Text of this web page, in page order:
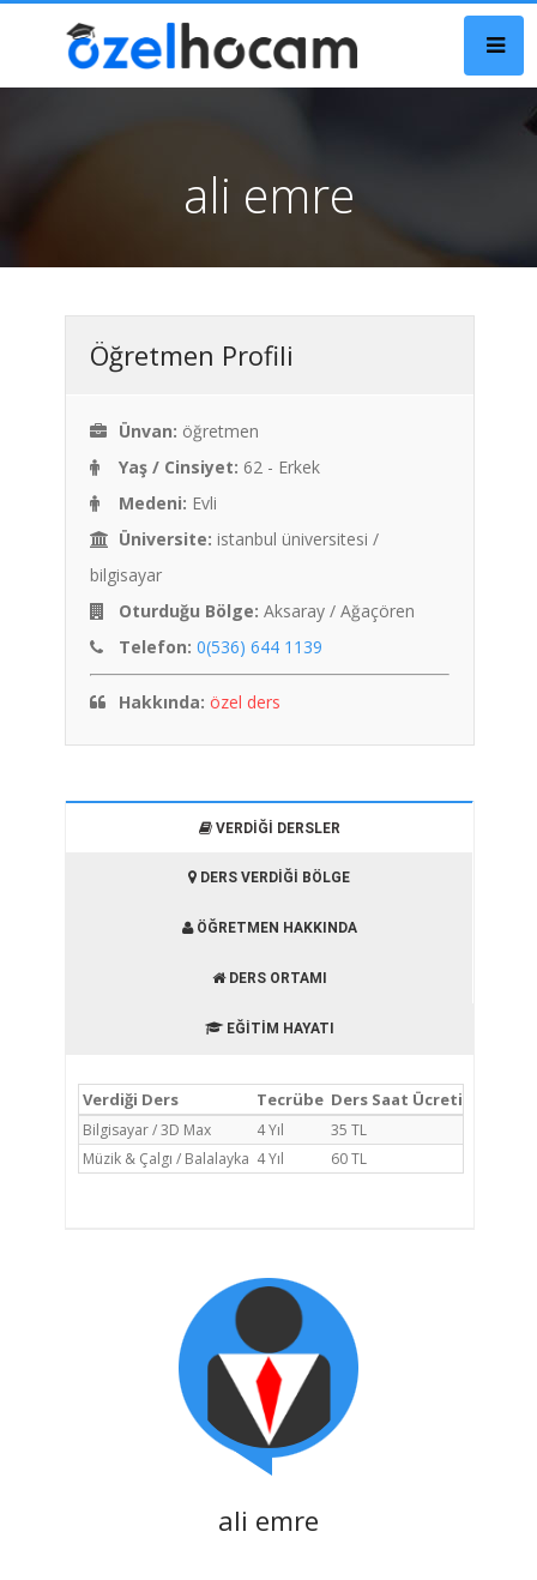
ali emre
Öğretmen Profili
Ünvan: öğretmen
Yaş / Cinsiyet: 62 - Erkek
Medeni: Evli
Üniversite: istanbul üniversitesi /
bilgisayar
Oturduğu Bölge: Aksaray / Ağaçören
Telefon: 0(536) 644 1139
Hakkında: özel ders
VERDIĞI DERSLER
DERS VERDIĞI BÖLGE
ÖĞRETMEN HAKKINDA
DERS ORTAMI
EĞITIM HAYATI
Verdiği Ders Tecrübe Ders Saat Ücreti
Bilgisayar / 3D Max 4 Yıl
35 TL
Müzik & Çalgı / Balalayka 4 Yıl 60 TL
ali emre